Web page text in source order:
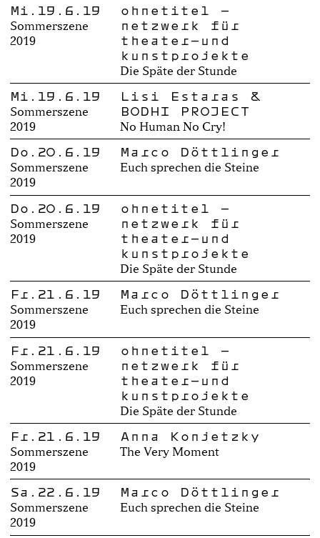
Mi.19.6.19
Sommerszene
2019
ohnetitel –
netzwerk für
theater-und
kunstprojekte
Die Späte der Stunde
Mi.19.6.19
Sommerszene
2019
Lisi Estaras &
BODHI PROJECT
No Human No Cry!
Do.20.6.19
Sommerszene
2019
Marco Döttlinger
Euch sprechen die Steine
Do.20.6.19
Sommerszene
2019
ohnetitel –
netzwerk für
theater-und
kunstprojekte
Die Späte der Stunde
Fr.21.6.19
Sommerszene
2019
Marco Döttlinger
Euch sprechen die Steine
Fr.21.6.19
Sommerszene
2019
ohnetitel –
netzwerk für
theater-und
kunstprojekte
Die Späte der Stunde
Fr.21.6.19
Sommerszene
2019
Anna Konjetzky
The Very Moment
Sa.22.6.19
Sommerszene
2019
Marco Döttlinger
Euch sprechen die Steine